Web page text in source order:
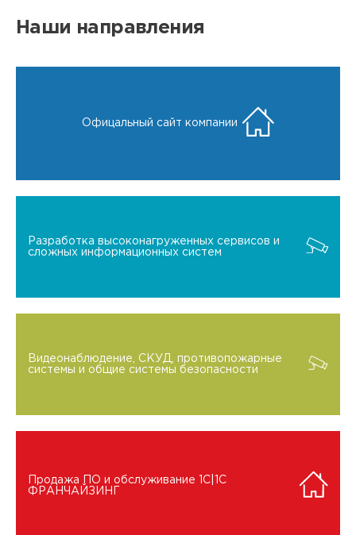
Наши направления
Офицальный сайт компании
Разработка высоконагруженных сервисов и
сложных информационных систем
Видеонаблюдение, СКУД, противопожарные
системы и общие системы безопасности
Продажа ПО и обслуживание 1C|1C
ФРАНЧАЙЗИНГ